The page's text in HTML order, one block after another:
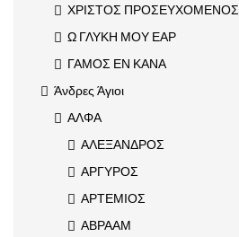
ΧΡΙΣΤΟΣ ΠΡΟΣΕΥΧΟΜΕΝΟΣ
Ω ΓΛΥΚΗ ΜΟΥ ΕΑΡ
ΓΑΜΟΣ ΕΝ ΚΑΝΑ
Άνδρες Άγιοι
ΑΛΦΑ
ΑΛΕΞΑΝΔΡΟΣ
ΑΡΓΥΡΟΣ
ΑΡΤΕΜΙΟΣ
ΑΒΡΑΑΜ